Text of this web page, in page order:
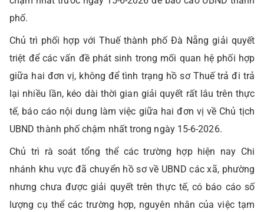
phố.
Chủ trì phối hợp với Thuế thành phố Đà Nẵng giải quyết
triệt để các vấn đề phát sinh trong mối quan hệ phối hợp
giữa hai đơn vị, không để tình trạng hồ sơ Thuế trả đi trả
lại nhiều lần, kéo dài thời gian giải quyết rất lâu trên thực
tế, báo cáo nội dung làm việc giữa hai đơn vị về Chủ tịch
UBND thành phố chậm nhất trong ngày 15-6-2026.
Chủ trì rà soát tổng thể các trường hợp hiện nay Chi
nhánh khu vực đã chuyển hồ sơ về UBND các xã, phường
nhưng chưa được giải quyết trên thực tế, có báo cáo số
lượng cụ thể các trường hợp, nguyên nhân của việc tạm